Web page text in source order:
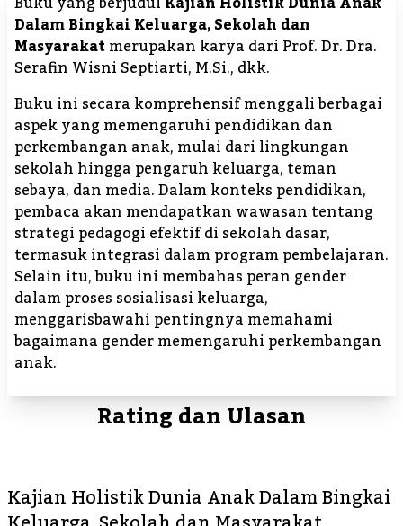
Dalam Bingkai Keluarga, Sekolah dan
Masyarakatmerupakan karya dari Prof. Dr. Dra.
Serafin Wisni Septiarti, M.Si., dkk.
Buku ini secara komprehensif menggali berbagai
aspek yang memengaruhi pendidikan dan
perkembangan anak, mulai dari lingkungan
sekolah hingga pengaruh keluarga, teman
sebaya, dan media. Dalam konteks pendidikan,
pembaca akan mendapatkan wawasan tentang
strategi pedagogi efektif di sekolah dasar,
termasuk integrasi dalam program pembelajaran.
Selain itu, buku ini membahas peran gender
dalam proses sosialisasi keluarga,
menggarisbawahi pentingnya memahami
bagaimana gender memengaruhi perkembangan
anak.
Rating dan Ulasan
Kajian Holistik Dunia Anak Dalam Bingkai